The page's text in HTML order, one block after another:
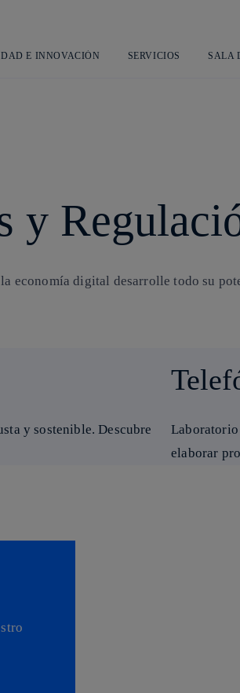
principal
E INNOVACIÓN SERVICIOS SALA
y
economía digital desarrolle todo su
y sostenible. Descubre
Laboratorio
elaborar